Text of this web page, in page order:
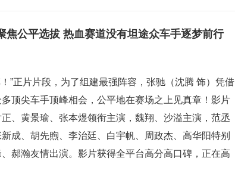
焦公平选拔 热血赛道没有坦途众车手逐梦前行
”正片片段，为了组建最强阵容，张驰（沈腾 饰）凭借
顶尖车手顶峰相会，公平地在赛场之上见真章！影片
、黄景瑜、张本煜领衔主演，魏翔、沙溢主演，范丞
成、胡先煦、李治廷、白宇帆、周政杰、高华阳特别
郝瀚友情出演。影片获得全平台高分高口碑，正在高